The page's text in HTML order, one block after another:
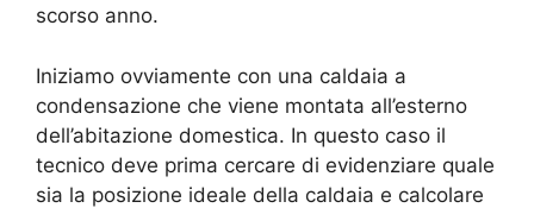
scorso anno.
Iniziamo ovviamente con una caldaia a
condensazione che viene montata all’esterno
dell’abitazione domestica. In questo caso il
tecnico deve prima cercare di evidenziare quale
sia la posizione ideale della caldaia e calcolare